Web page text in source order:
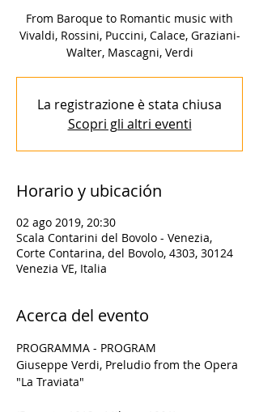
From Baroque to Romantic music with
Vivaldi, Rossini, Puccini, Calace, Graziani-
Walter, Mascagni, Verdi
La registrazione è stata chiusa
Scopri gli altri eventi
Horario y ubicación
02 ago 2019, 20:30
Scala Contarini del Bovolo - Venezia,
Corte Contarina, del Bovolo, 4303, 30124
Venezia VE, Italia
Acerca del evento
Giuseppe Verdi, Preludio from the Opera